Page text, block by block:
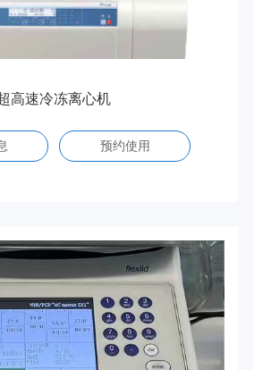
高速冷冻离心机
预约使用